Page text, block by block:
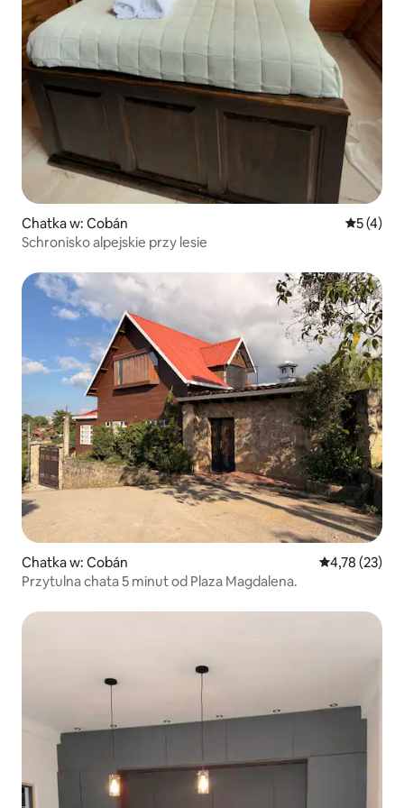
Chatka w: Cobán Średnia
5 (4)
Schronisko alpejskie przy lesie
Chatka w: Cobán Średnia
4,78 (23)
Przytulna chata 5 minut od Plaza Magdalena.